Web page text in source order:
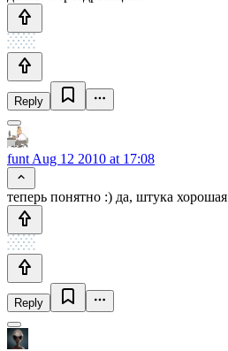
Reply
funt Aug 12 2010 at 17:08
теперь понятно :) да, штука хорошая
Reply